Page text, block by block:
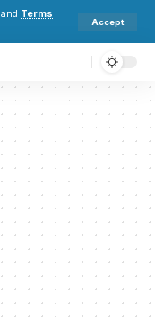
and Terms
Accept